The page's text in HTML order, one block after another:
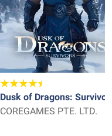
Dusk of Dragons:
COREGAMES PTE. LTD.